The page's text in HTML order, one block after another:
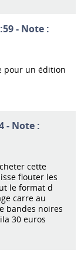
- Note :
pour un édition
- Note :
cette
flouter les
le format d
carre au
bandes noires
30 euros